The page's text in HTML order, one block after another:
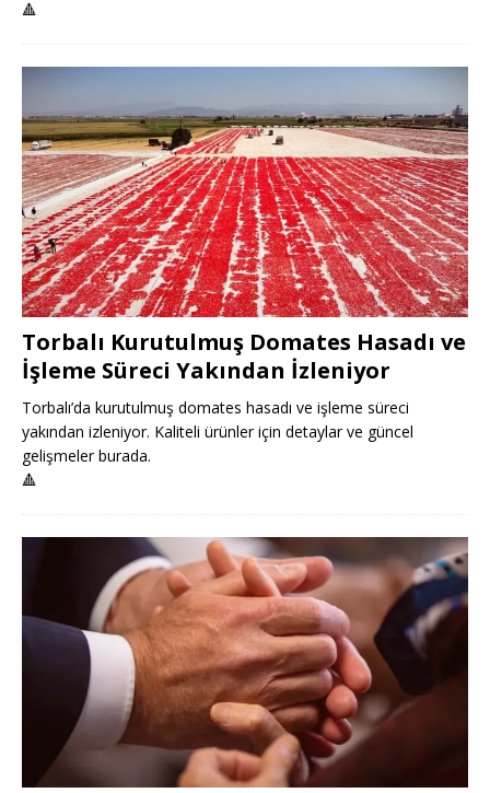
🔺
Torbalı Kurutulmuş Domates Hasadı ve
İşleme Süreci Yakından İzleniyor
Torbalı’da kurutulmuş domates hasadı ve işleme süreci
yakından izleniyor. Kaliteli ürünler için detaylar ve güncel
gelişmeler burada.
🔺